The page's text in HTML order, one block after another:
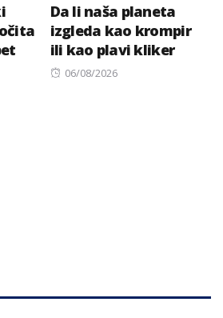
Da li naša planeta
izgleda kao krompir
ili kao plavi kliker
Posted
06/08/2026